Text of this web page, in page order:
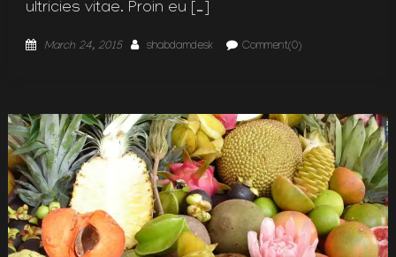
ultricies vitae. Proin eu […]
Posted
March 24, 2015 Author
shabdamdesk Comment(0)